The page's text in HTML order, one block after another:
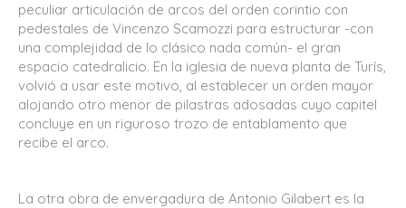
peculiar articulación de arcos del orden corintio con
pedestales de Vincenzo Scamozzi para estructurar -con
una complejidad de lo clásico nada común- el gran
espacio catedralicio. En la iglesia de nueva planta de Turís,
volvió a usar este motivo, al establecer un orden mayor
alojando otro menor de pilastras adosadas cuyo capitel
concluye en un riguroso trozo de entablamento que
recibe el arco.
La otra obra de envergadura de Antonio Gilabert es la